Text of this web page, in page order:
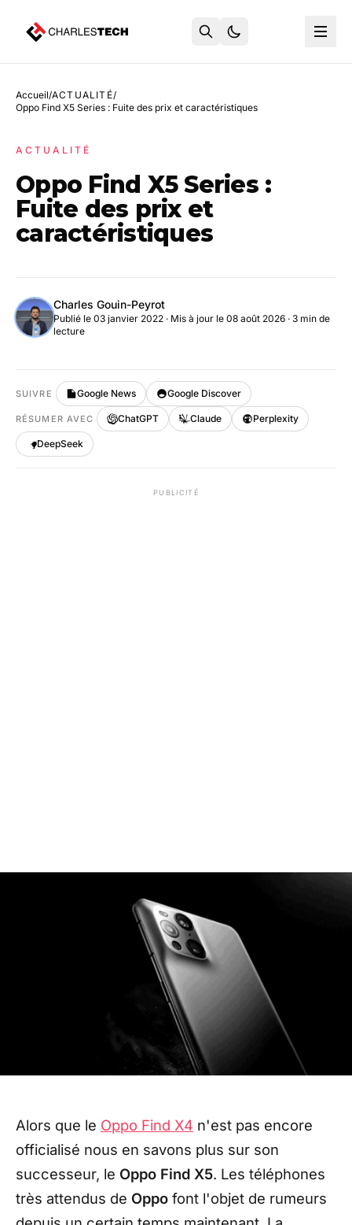
Accueil/ACTUALITÉ/
Oppo Find X5 Series : Fuite des prix et caractéristiques
ACTUALITÉ
Oppo Find X5 Series :
Fuite des prix et
caractéristiques
Charles Gouin-Peyrot
Publié le 03 janvier 2022 · Mis à jour le 08 août 2026 · 3 min de
lecture
SUIVRE Google News Google Discover
RÉSUMER AVEC ChatGPT Claude Perplexity
DeepSeek
PUBLICITÉ
Alors que le Oppo Find X4 n'est pas encore
officialisé nous en savons plus sur son
successeur, le Oppo Find X5. Les téléphones
très attendus de Oppo font l'objet de rumeurs